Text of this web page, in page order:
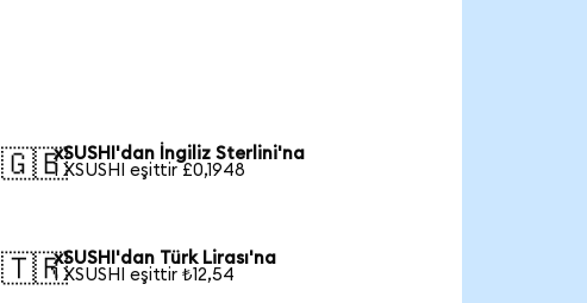
🇬🇧xSUSHI'dan İngiliz Sterlini'na
1 XSUSHI eşittir £0,1948
🇹🇷xSUSHI'dan Türk Lirası'na
1 XSUSHI eşittir ₺12,54